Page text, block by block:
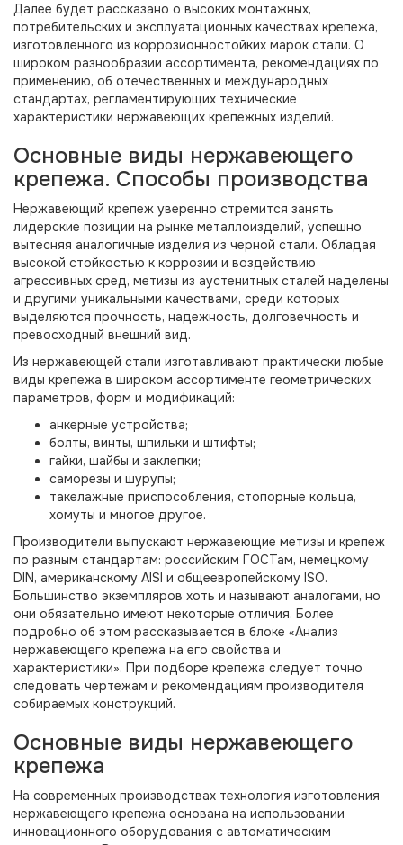
Далее будет рассказано о высоких монтажных,
потребительских и эксплуатационных качествах крепежа,
изготовленного из коррозионностойких марок стали. О
широком разнообразии ассортимента, рекомендациях по
применению, об отечественных и международных
стандартах, регламентирующих технические
характеристики нержавеющих крепежных изделий.
Основные виды нержавеющего
крепежа. Способы производства
Нержавеющий крепеж уверенно стремится занять
лидерские позиции на рынке металлоизделий, успешно
вытесняя аналогичные изделия из черной стали. Обладая
высокой стойкостью к коррозии и воздействию
агрессивных сред, метизы из аустенитных сталей наделены
и другими уникальными качествами, среди которых
выделяются прочность, надежность, долговечность и
превосходный внешний вид.
Из нержавеющей стали изготавливают практически любые
виды крепежа в широком ассортименте геометрических
параметров, форм и модификаций:
анкерные устройства;
болты, винты, шпильки и штифты;
гайки, шайбы и заклепки;
саморезы и шурупы;
такелажные приспособления, стопорные кольца,
хомуты и многое другое.
Производители выпускают нержавеющие метизы и крепеж
по разным стандартам: российским ГОСТам, немецкому
DIN, американскому AISI и общеевропейскому ISO.
Большинство экземпляров хоть и называют аналогами, но
они обязательно имеют некоторые отличия. Более
подробно об этом рассказывается в блоке «Анализ
нержавеющего крепежа на его свойства и
характеристики». При подборе крепежа следует точно
следовать чертежам и рекомендациям производителя
собираемых конструкций.
Основные виды нержавеющего
крепежа
На современных производствах технология изготовления
нержавеющего крепежа основана на использовании
инновационного оборудования с автоматическим